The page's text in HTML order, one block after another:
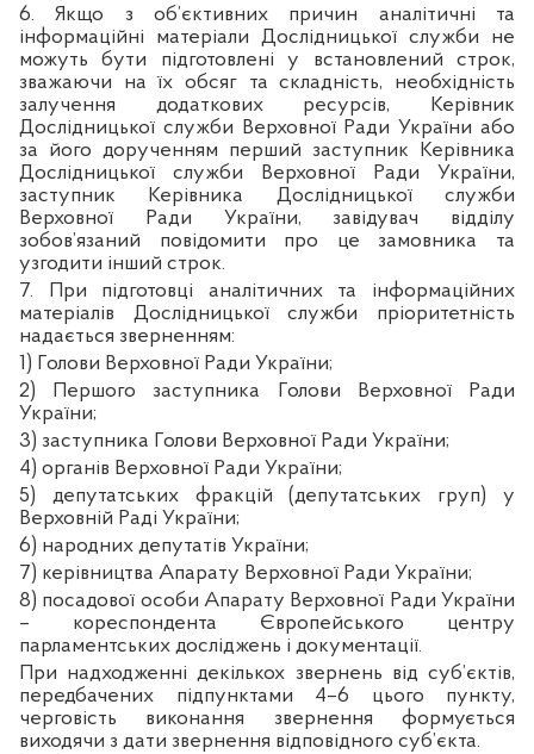
6. Якщо з об’єктивних причин аналітичні та
інформаційні матеріали Дослідницької служби не
можуть бути підготовлені у встановлений строк,
зважаючи на їх обсяг та складність, необхідність
залучення додаткових ресурсів, Керівник
Дослідницької служби Верховної Ради України або
за його дорученням перший заступник Керівника
Дослідницької служби Верховної Ради України,
заступник Керівника Дослідницької служби
Верховної Ради України, завідувач відділу
зобов’язаний повідомити про це замовника та
узгодити інший строк.
7. При підготовці аналітичних та інформаційних
матеріалів Дослідницької служби пріоритетність
надається зверненням:
1) Голови Верховної Ради України;
2) Першого заступника Голови Верховної Ради
України;
3) заступника Голови Верховної Ради України;
4) органів Верховної Ради України;
5) депутатських фракцій (депутатських груп) у
Верховній Раді України;
6) народних депутатів України;
7) керівництва Апарату Верховної Ради України;
8) посадової особи Апарату Верховної Ради України
– кореспондента Європейського центру
парламентських досліджень і документації.
При надходженні декількох звернень від суб’єктів,
передбачених підпунктами 4–6 цього пункту,
черговість виконання звернення формується
виходячи з дати звернення відповідного суб’єкта.